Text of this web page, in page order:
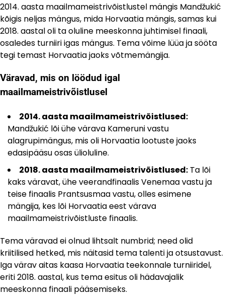
2014. aasta maailmameistrivõistlustel mängis Mandžukić
kõigis neljas mängus, mida Horvaatia mängis, samas kui
2018. aastal oli ta oluline meeskonna juhtimisel finaali,
osaledes turniiri igas mängus. Tema võime lüüa ja sööta
tegi temast Horvaatia jaoks võtmemängija.
Väravad, mis on löödud igal
maailmameistrivõistlusel
2014. aasta maailmameistrivõistlused:
Mandžukić lõi ühe värava Kameruni vastu
alagrupimängus, mis oli Horvaatia lootuste jaoks
edasipääsu osas ülioluline.
2018. aasta maailmameistrivõistlused: Ta lõi
kaks väravat, ühe veerandfinaalis Venemaa vastu ja
teise finaalis Prantsusmaa vastu, olles esimene
mängija, kes lõi Horvaatia eest värava
maailmameistrivõistluste finaalis.
Tema väravad ei olnud lihtsalt numbrid; need olid
kriitilised hetked, mis näitasid tema talenti ja otsustavust.
Iga värav aitas kaasa Horvaatia teekonnale turniiridel,
eriti 2018. aastal, kus tema esitus oli hädavajalik
meeskonna finaali pääsemiseks.